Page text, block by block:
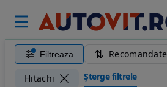
Filtreaza Recomandate
Hitachi Șterge filtrele